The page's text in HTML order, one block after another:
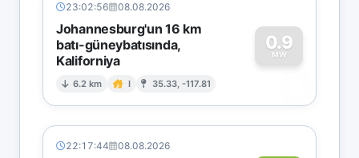
23:02:56 08.08.2026
Johannesburg'un 16 km
batı-güneybatısında,
Kaliforniya
6.2 km I 35.33, -117.81
0.9
MW
0
22:17:44 08.08.2026